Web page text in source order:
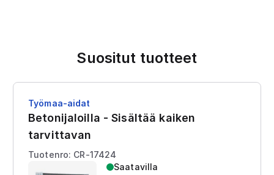
Suositut tuotteet
Työmaa-aidat
Betonijaloilla - Sisältää kaiken
tarvittavan
Tuotenro: CR-17424
Saatavilla